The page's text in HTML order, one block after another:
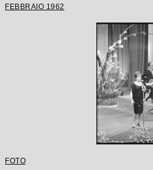
FEBBRAIO 1962
FOTO